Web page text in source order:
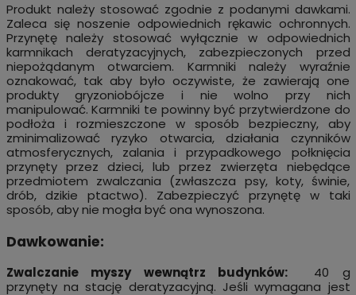
Produkt należy stosować zgodnie z podanymi dawkami.
Zaleca się noszenie odpowiednich rękawic ochronnych.
Przynętę należy stosować wyłącznie w odpowiednich
karmnikach deratyzacyjnych, zabezpieczonych przed
niepożądanym otwarciem. Karmniki należy wyraźnie
oznakować, tak aby było oczywiste, że zawierają one
produkty gryzoniobójcze i nie wolno przy nich
manipulować. Karmniki te powinny być przytwierdzone do
podłoża i rozmieszczone w sposób bezpieczny, aby
zminimalizować ryzyko otwarcia, działania czynników
atmosferycznych, zalania i przypadkowego połknięcia
przynęty przez dzieci, lub przez zwierzęta niebędące
przedmiotem zwalczania (zwłaszcza psy, koty, świnie,
drób, dzikie ptactwo). Zabezpieczyć przynętę w taki
sposób, aby nie mogła być ona wynoszona.
Dawkowanie:
Zwalczanie myszy wewnątrz budynków: 40 g
przynęty na stację deratyzacyjną. Jeśli wymagana jest